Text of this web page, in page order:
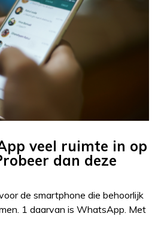
veel ruimte in op
dan deze
de smartphone die behoorlijk
1 daarvan is WhatsApp. Met